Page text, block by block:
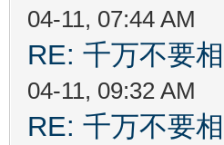
04-11, 07:44 AM
RE: 千万不要
04-11, 09:32 AM
RE: 千万不要